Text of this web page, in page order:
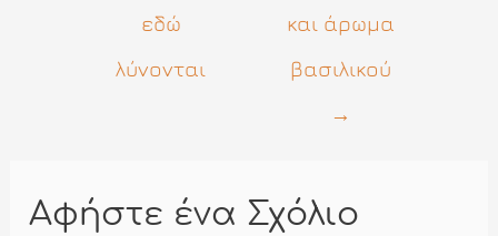
εδώ
λύνονται
και άρωμα
βασιλικού
→
Αφήστε ένα Σχόλιο